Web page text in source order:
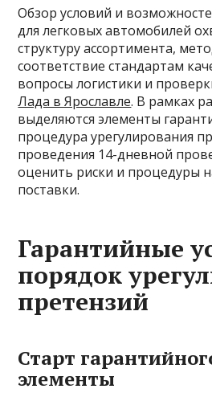
Обзор условий и
для легковых автомобилей
структуру ассортимента,
соответствие стандартам
вопросы логистики и
Лада в Ярославле. В рамках
выделяются элементы
процедура урегулирования
проведения 14-дневной
оценить риски и процедуры
поставки.
Гарантийные
порядок
претензий
Старт
элементы